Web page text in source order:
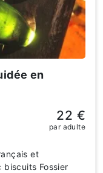
en
et
Fossier
22 €
par adulte